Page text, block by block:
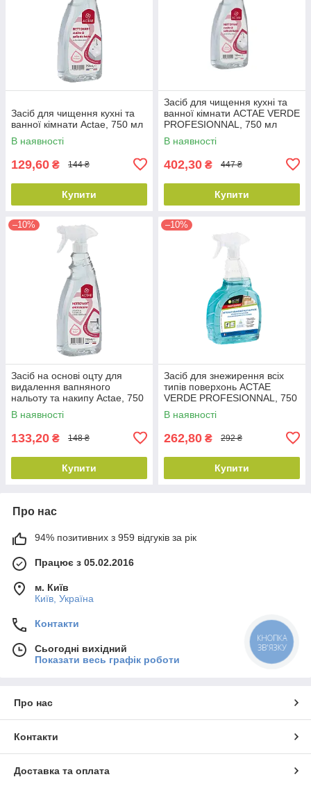
Засіб для чищення кухні та
ванної кімнати Actae, 750 мл
В наявності
129,60 ₴ 144 ₴
Купити
Засіб для чищення кухні та
ванної кімнати ACTAE VERDE
PROFESIONNAL, 750 мл
В наявності
402,30 ₴ 447 ₴
Купити
–10%
Засіб на основі оцту для
видалення вапняного
нальоту та накипу Actae, 750
мл
В наявності
133,20 ₴ 148 ₴
Купити
–10%
Засіб для знежирення всіх
типів поверхонь ACTAE
VERDE PROFESIONNAL, 750
мл
В наявності
262,80 ₴ 292 ₴
Купити
Про нас
94% позитивних з 959 відгуків за рік
Працює з 05.02.2016
м. Київ
Київ, Україна
Контакти
Сьогодні вихідний
Показати весь графік роботи
Про нас
Контакти
Доставка та оплата
КНОПКА
ЗВ'ЯЗКУ